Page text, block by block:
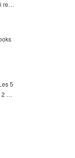
re…
5
2 …